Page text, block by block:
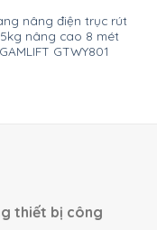
nâng điện trục rút
nâng cao 8 mét
GAMLIFT GTWY801
thiết bị công